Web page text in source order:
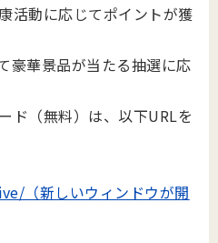
活動に応じてポイントが獲
豪華景品が当たる抽選に応
ド（無料）は、以下URLを
（新しいウィンドウが開